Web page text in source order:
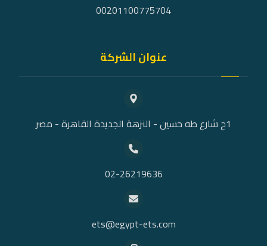
00201100775704
عنوان الشركة
1ح شارع طه حسين - النزهة الجديدة القاهرة - مصر
02-26219636
ets@egypt-ets.com